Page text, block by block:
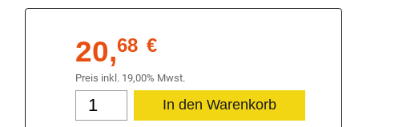
20,68 €
Preis inkl. 19,00% Mwst.